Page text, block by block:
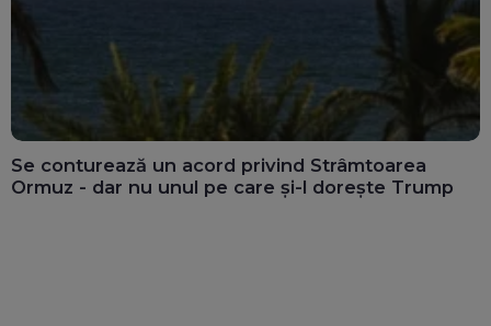
Se conturează un acord privind Strâmtoarea
Ormuz - dar nu unul pe care și-l dorește Trump